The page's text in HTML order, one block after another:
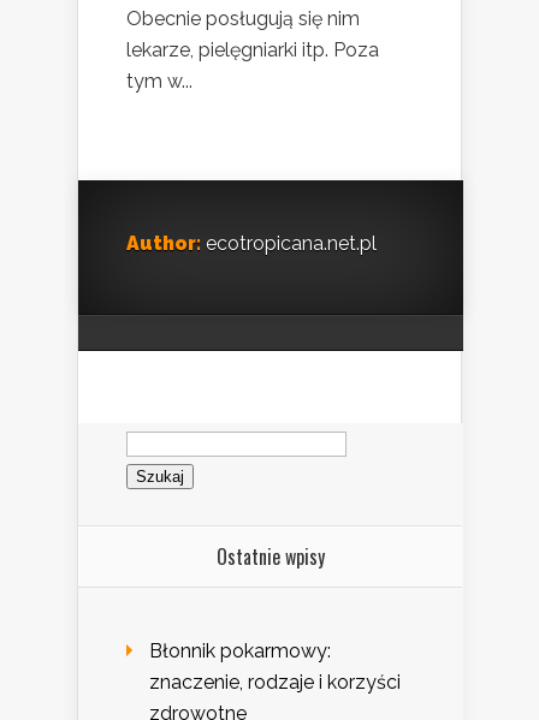
Obecnie posługują się nim
lekarze, pielęgniarki itp. Poza
tym w...
Author: ecotropicana.net.pl
Szukaj:
Ostatnie wpisy
Błonnik pokarmowy:
znaczenie, rodzaje i korzyści
zdrowotne